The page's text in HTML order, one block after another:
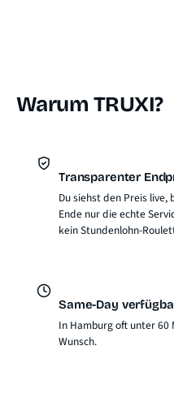
Warum TRUXI?
Transparenter
Du siehst den Preis live,
Ende nur die echte
kein Stundenlohn-
Same-Day
In Hamburg oft unter
Wunsch.